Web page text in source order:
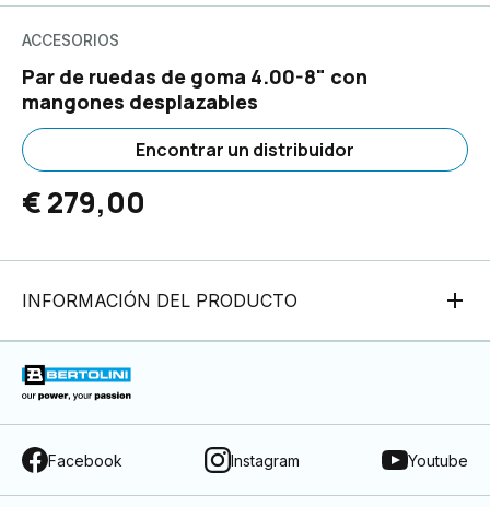
ACCESORIOS
Par de ruedas de goma 4.00-8" con
mangones desplazables
Encontrar un distribuidor
€ 279,00
INFORMACIÓN DEL PRODUCTO
Facebook Instagram Youtube